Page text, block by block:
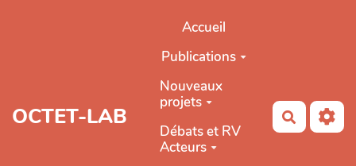
OCTET-LAB
Accueil
Publications
Nouveaux
projets
Débats et RV
Acteurs